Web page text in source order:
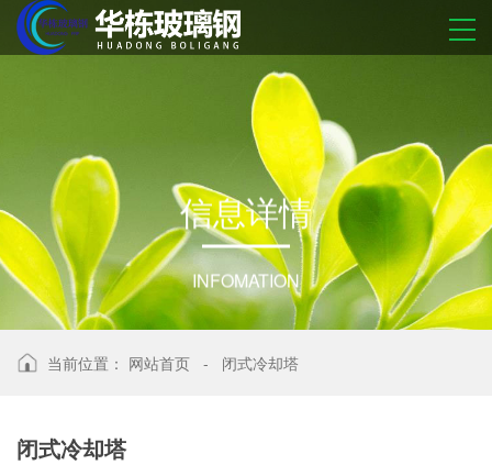
信息详情
INFOMATION
当前位置： 网站首页 - 闭式冷却塔
闭式冷却塔